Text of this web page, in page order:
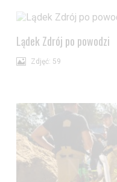
Jeżeli nie chcesz wyrazić
przejdź doustawień
Wyrażam
Lądek Zdrój po powodzi
Zdjęć: 59